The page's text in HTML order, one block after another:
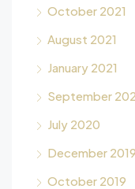
October 2021
August 2021
January 2021
September
July 2020
December 2019
October 2019